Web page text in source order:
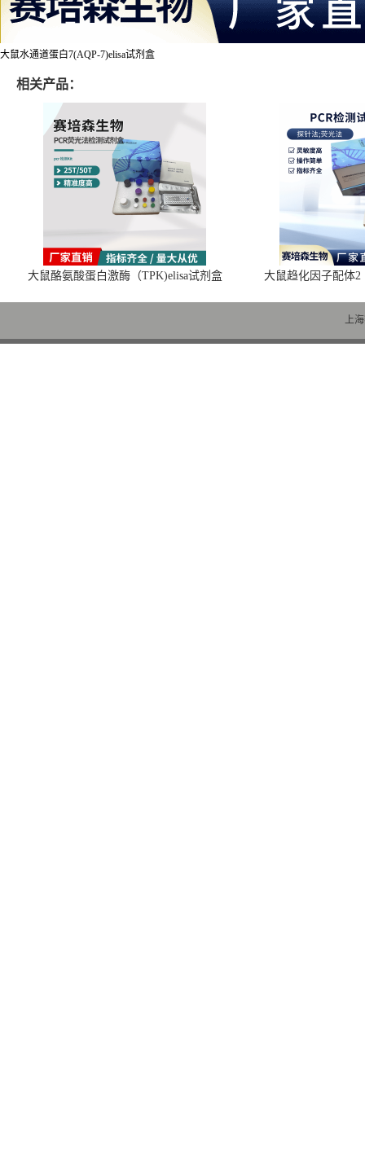
大鼠水通道蛋白7(AQP-7)elisa试剂盒
相关产品：
大鼠酪氨酸蛋白激酶（TPK)elisa试剂盒 大鼠趋化因子配体2
上